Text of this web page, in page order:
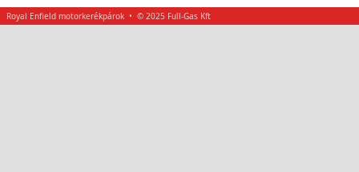
Royal Enfield motorkerékpárok • © 2025 Full-Gas Kft